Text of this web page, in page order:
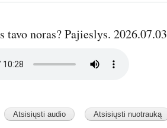
tavo noras? Pajieslys. 2026.07.03